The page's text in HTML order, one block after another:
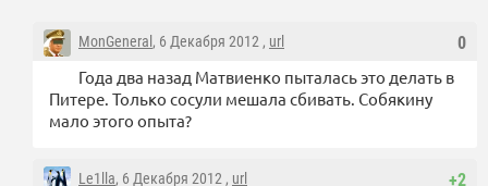
0
MonGeneral , 6 Декабря 2012 , url
Года два назад Матвиенко пыталась это делать в
Питере. Только сосули мешала сбивать. Собякину
мало этого опыта?
+2
Le1lla, 6 Декабря 2012 , url